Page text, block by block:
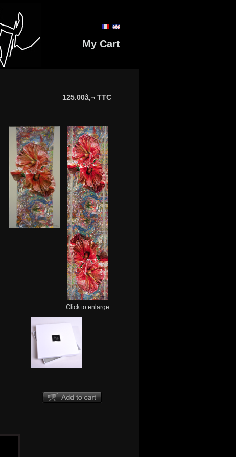
My Cart
125.00â‚¬ TTC
Click to enlarge